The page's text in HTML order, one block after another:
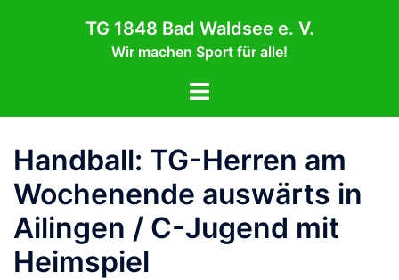
TG 1848 Bad Waldsee e. V.
Wir machen Sport für alle!
Menü
Handball: TG-Herren am
Wochenende auswärts in
Ailingen / C-Jugend mit
Heimspiel